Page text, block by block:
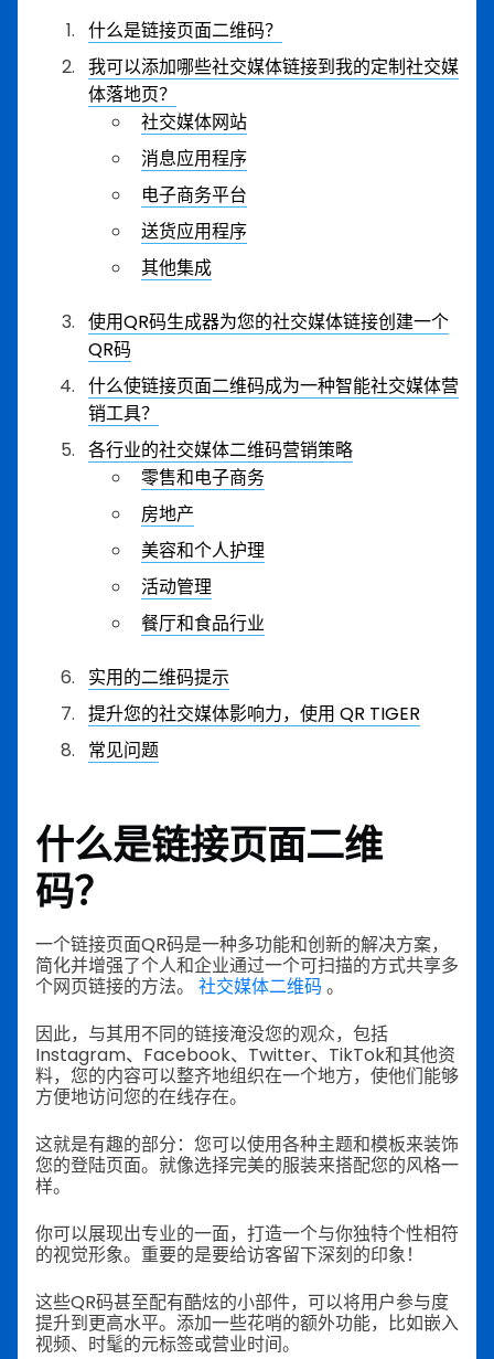
什么是链接页面二维码？
我可以添加哪些社交媒体链接到我的定制社交媒
体落地页？
社交媒体网站
消息应用程序
电子商务平台
送货应用程序
其他集成
使用QR码生成器为您的社交媒体链接创建一个
QR码
什么使链接页面二维码成为一种智能社交媒体营
销工具？
各行业的社交媒体二维码营销策略
零售和电子商务
房地产
美容和个人护理
活动管理
餐厅和食品行业
实用的二维码提示
提升您的社交媒体影响力，使用 QR TIGER
常见问题
什么是链接页面二维
码？
一个链接页面QR码是一种多功能和创新的解决方案，
简化并增强了个人和企业通过一个可扫描的方式共享多
个网页链接的方法。 社交媒体二维码 。
因此，与其用不同的链接淹没您的观众，包括
Instagram、Facebook、Twitter、TikTok和其他资
料，您的内容可以整齐地组织在一个地方，使他们能够
方便地访问您的在线存在。
这就是有趣的部分：您可以使用各种主题和模板来装饰
您的登陆页面。就像选择完美的服装来搭配您的风格一
样。
你可以展现出专业的一面，打造一个与你独特个性相符
的视觉形象。重要的是要给访客留下深刻的印象！
这些QR码甚至配有酷炫的小部件，可以将用户参与度
提升到更高水平。添加一些花哨的额外功能，比如嵌入
视频、时髦的元标签或营业时间。